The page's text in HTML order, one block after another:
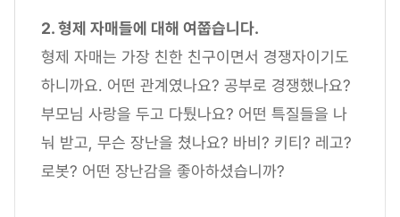
2. 형제 자매들에 대해 여쭙습니다.
형제 자매는 가장 친한 친구이면서 경쟁자이기도
하니까요. 어떤 관계였나요? 공부로 경쟁했나요?
부모님 사랑을 두고 다퉜나요? 어떤 특질들을 나
눠 받고, 무슨 장난을 쳤나요? 바비? 키티? 레고?
로봇? 어떤 장난감을 좋아하셨습니까?